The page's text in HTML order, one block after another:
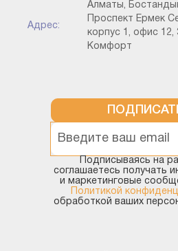
Методология
Прочие конфигурации
Разработка на платформе
привязки к типовой)
Технология работы
Адрес:
Алматы,
Проспект Ермек
корпус 1, офис
Комфорт
Подписываясь на
соглашаетесь получать
и маркетинговые
Политикой
обработкой ваших